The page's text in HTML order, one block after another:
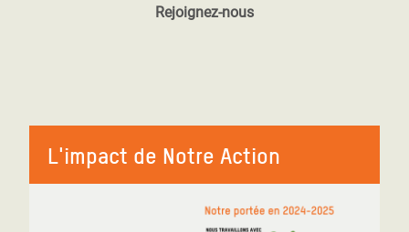
Rejoignez-nous
L'impact de Notre Action